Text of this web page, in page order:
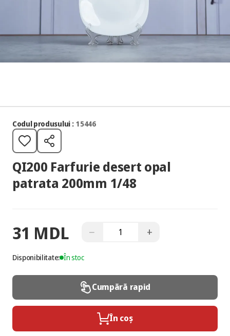
Codul produsului : 15446
QI200 Farfurie desert opal
patrata 200mm 1/48
31 MDL − +
Disponibilitate: În stoc
Cumpără rapid
În coș